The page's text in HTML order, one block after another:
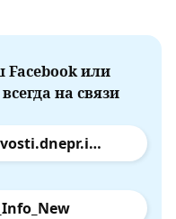
или
на связи
facebook.com/novosti.dnepr.info